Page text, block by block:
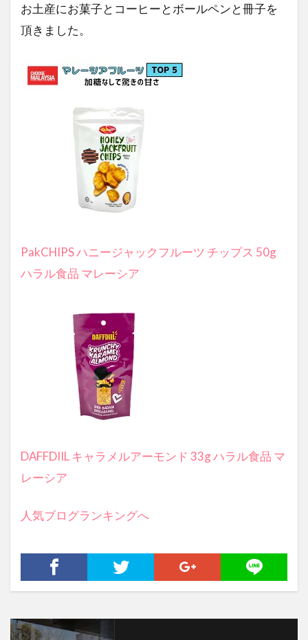
お土産にお菓子とコーヒーとボールペンと冊子を
頂きました。
PakCHIPS ハニージャックフルーツ チップス 50g
ハラル食品 マレーシア
DAFFDIIL キャラメルアーモンド 33g ハラル食品 マ
レーシア
人気ブログランキングへ